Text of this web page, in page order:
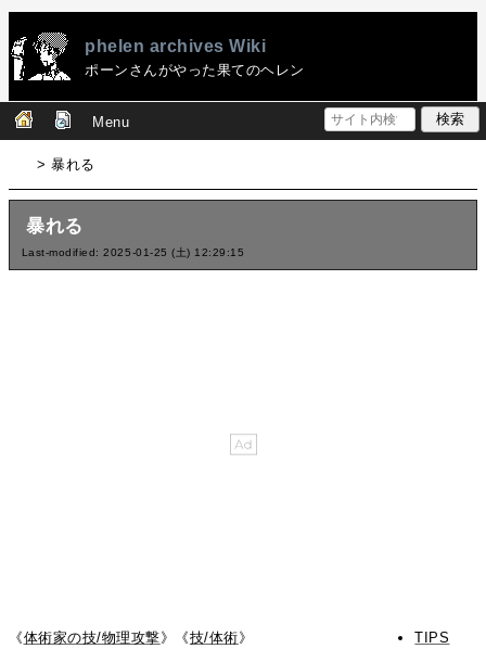
phelen archives Wiki
ポーンさんがやった果てのヘレン
Menu
> 暴れる
暴れる
Last-modified: 2025-01-25 (土) 12:29:15
《体術家の技/物理攻撃》《技/体術》
TIPS